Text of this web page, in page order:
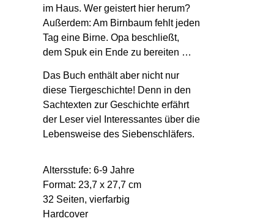
im Haus. Wer geistert hier herum?
Außerdem: Am Birnbaum fehlt jeden
Tag eine Birne. Opa beschließt,
dem Spuk ein Ende zu bereiten …
Das Buch enthält aber nicht nur
diese Tiergeschichte! Denn in den
Sachtexten zur Geschichte erfährt
der Leser viel Interessantes über die
Lebensweise des Siebenschläfers.
Altersstufe: 6-9 Jahre
Format: 23,7 x 27,7 cm
32 Seiten, vierfarbig
Hardcover